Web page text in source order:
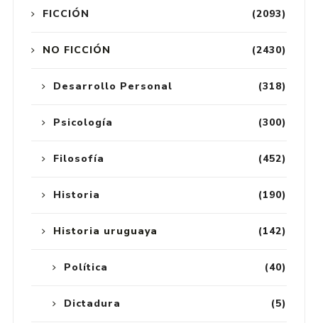
(2093)
FICCIÓN
(2430)
NO FICCIÓN
(318)
Desarrollo Personal
(300)
Psicología
(452)
Filosofía
(190)
Historia
(142)
Historia uruguaya
(40)
Política
(5)
Dictadura